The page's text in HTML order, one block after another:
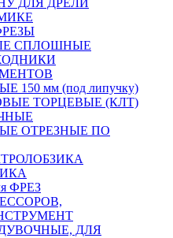
СПЛОШНЫЕ
150 мм (под липучку)
ТОРЦЕВЫЕ (КЛТ)
ОТРЕЗНЫЕ ПО
ФРЕЗ
ДЛЯ